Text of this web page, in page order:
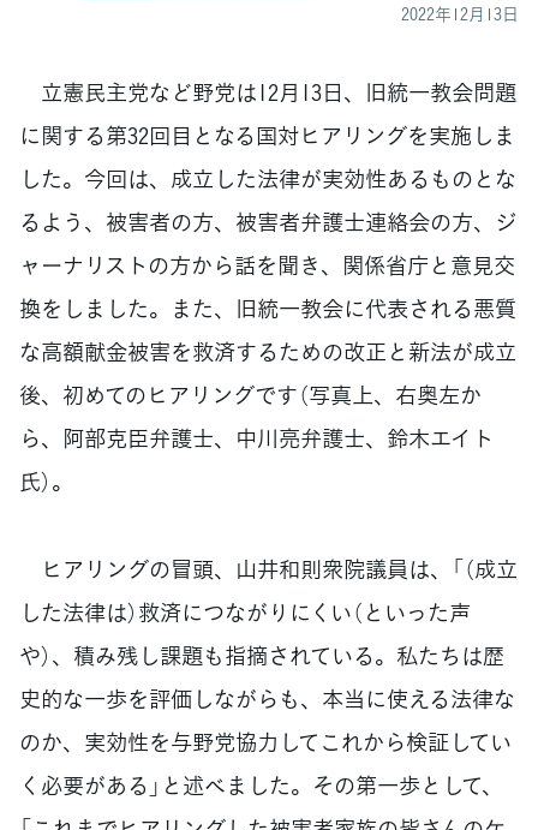
2022年12月13日
立憲民主党など野党は12月13日、旧統一教会問題
に関する第32回目となる国対ヒアリングを実施しま
した。今回は、成立した法律が実効性あるものとな
るよう、被害者の方、被害者弁護士連絡会の方、ジ
ャーナリストの方から話を聞き、関係省庁と意見交
換をしました。また、旧統一教会に代表される悪質
な高額献金被害を救済するための改正と新法が成立
後、初めてのヒアリングです（写真上、右奥左か
ら、阿部克臣弁護士、中川亮弁護士、鈴木エイト
氏）。
ヒアリングの冒頭、山井和則衆院議員は、「（成立
した法律は）救済につながりにくい（といった声
や）、積み残し課題も指摘されている。私たちは歴
史的な一歩を評価しながらも、本当に使える法律な
のか、実効性を与野党協力してこれから検証してい
く必要がある」と述べました。その第一歩として、